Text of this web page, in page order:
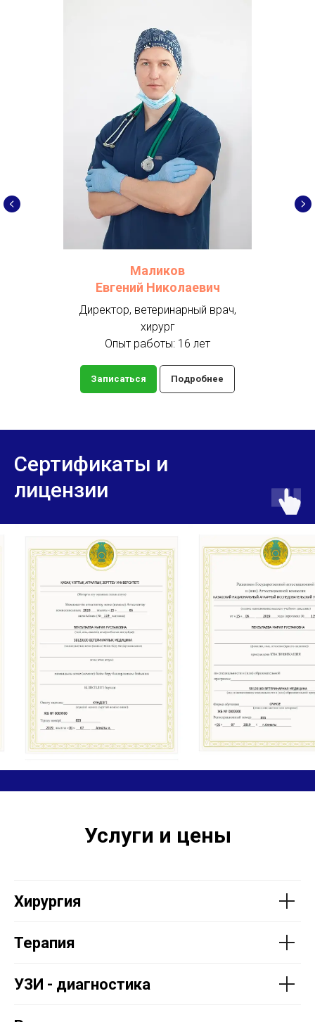
Маликов
Евгений Николаевич
Директор, ветеринарный врач,
хирург
Опыт работы: 16 лет
Записаться Подробнее
Сертификаты и
лицензии
Услуги и цены
Хирургия
Терапия
УЗИ - диагностика